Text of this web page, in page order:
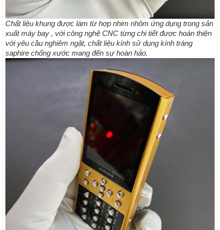
Chất liệu khung được làm từ hợp nhim nhôm ứng dụng trong sản
xuất máy bay , với công nghệ CNC từng chi tiết được hoàn thiện
với yêu cầu nghiêm ngặt, chất liệu kính sử dụng kính tráng
saphire chống xước mang đến sự hoàn hảo.